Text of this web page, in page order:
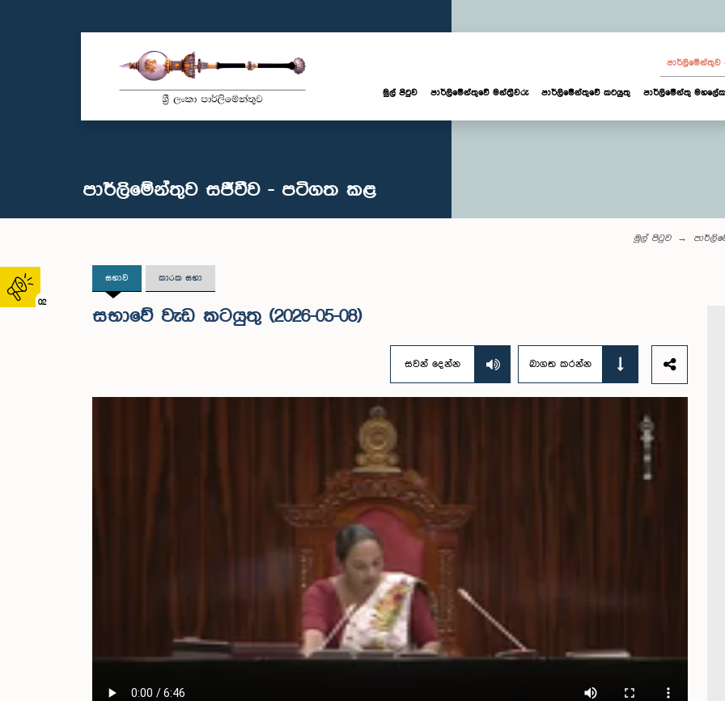
02
පාර්ලි‌මේන්තුව
මුල් පිටුව පාර්ලි‌මේන්තුවේ මන්ත්‍රීවරු පාර්ලිමේන්තුවේ කටයුතු පාර්ලිමේන්තු
පාර්ලිමේන්තුව සජීවීව - පටිගත කළ
මුල් පිටුව
සභාව කාරක සභා
සභාවේ වැඩ කටයුතු (2026-05-08)
සවන් දෙන්න බාගත කරන්න